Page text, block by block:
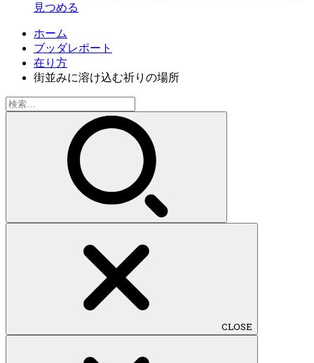
見つめる
ホーム
ブッダレポート
在り方
街並みに溶け込む祈りの場所
検
索:
CLOSE